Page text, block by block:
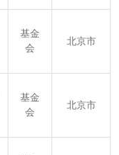
基金
会
北京市
基金
会
北京市